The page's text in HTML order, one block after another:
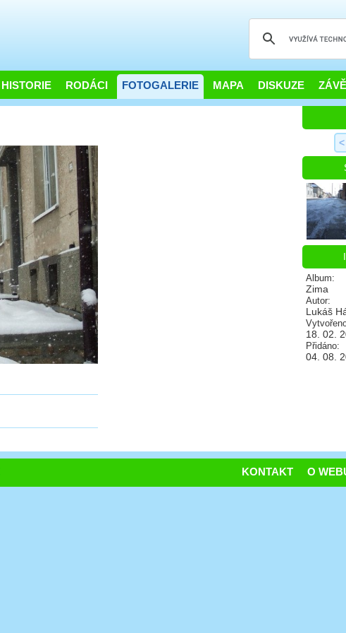
HISTORIE RODÁCI FOTOGALERIE MAPA DISKUZE
<
Album:
Zima
Autor:
Lukáš
18. 02.
Přidáno:
04. 08.
O
KONTAKT